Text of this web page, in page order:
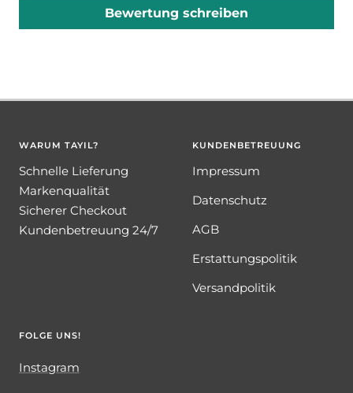
Bewertung schreiben
WARUM TAYIL?
Schnelle Lieferung
Markenqualität
Sicherer Checkout
Kundenbetreuung 24/7
KUNDENBETREUUNG
Impressum
Datenschutz
AGB
Erstattungspolitik
Versandpolitik
FOLGE UNS!
Instagram